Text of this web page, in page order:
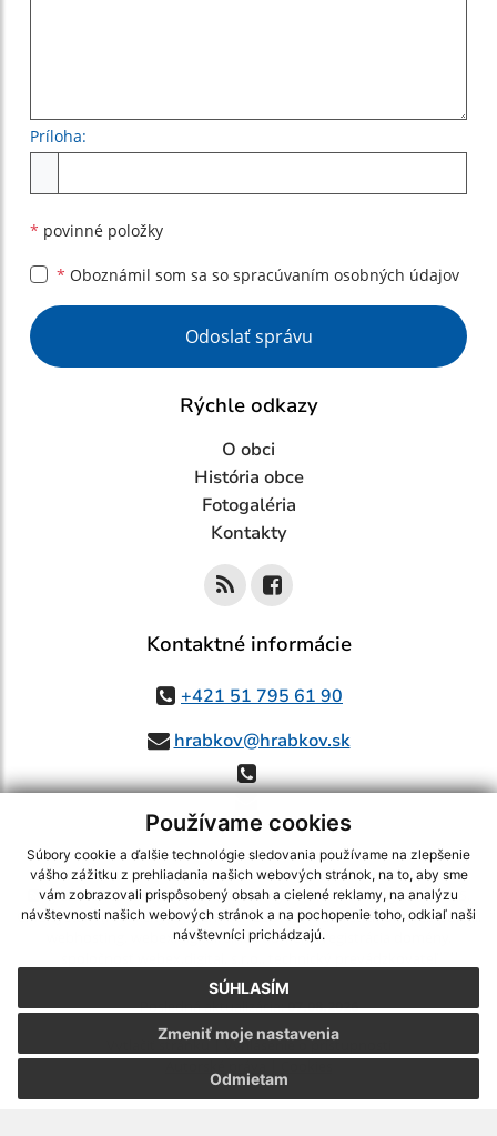
Používame cookies
Súbory cookie a ďalšie technológie sledovania používame na zlepšenie
vášho zážitku z prehliadania našich webových stránok, na to, aby sme
vám zobrazovali prispôsobený obsah a cielené reklamy, na analýzu
návštevnosti našich webových stránok a na pochopenie toho, odkiaľ naši
návštevníci prichádzajú.
SÚHLASÍM
Odmietam
Zmeniť moje nastavenia
Príloha:
* povinné položky
* Oboznámil som sa so spracúvaním osobných údajov
Google reCaptcha Response
Odoslať správu
Rýchle odkazy
O obci
História obce
Fotogaléria
Kontakty
Kontaktné informácie
+421 51 795 61 90
hrabkov@hrabkov.sk
využite možnosť získavania aktuálnych informácií s využitím RSS
CMS systém (redakčný) systém ECHELON 2,Mapa stránok,web portál
webex.digital, s.r.o.,domény,registrácia domény
Posledná aktualizácia:07.08.2026
Vytlačiť stránku|Vyhlásenie o prístupnosti